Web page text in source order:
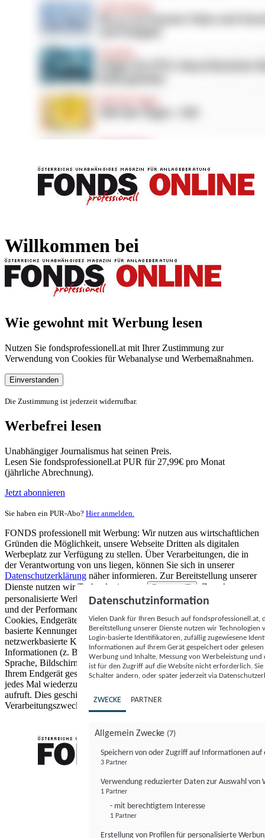
Willkommen bei
Wie gewohnt mit Werbung lesen
Nutzen Sie fondsprofessionell.at mit Ihrer Zustimmung zur
Verwendung von Cookies für Webanalyse und Werbemaßnahmen.
Einverstanden
Die Zustimmung ist jederzeit widerrufbar.
Werbefrei lesen
Unabhängiger Journalismus hat seinen Preis.
Lesen Sie fondsprofessionell.at PUR für 27,99€ pro Monat
(jährliche Abrechnung).
Jetzt abonnieren
Sie haben ein PUR-Abo? Hier anmelden.
FONDS professionell mit Werbung: Wir nutzen aus wirtschaftlichen
Gründen die Möglichkeit, unsere Webseite Dritten als digitalen
Werbeplatz zur Verfügung zu stellen. Über Verarbeitungen, die in
der Verantwortung von uns liegen, können Sie sich in unserer
Datenschutzerklärung näher informieren. Zur Bereitstellung unserer
Dienste nutzen wir Technologien von
Partnern (5)
. Zwecke:
personalisierte Werbung und Inhalte, Messung von Werbeleistung
und der Performance von Inhalten sowie Zielgruppenforschung.
Cookies, Endgeräte- oder ähnliche Online-Kennungen (z. B. login-
basierte Kennungen, zufällig generierte Kennungen,
netzwerkbasierte Kennungen) können zusammen mit anderen
Informationen (z. B. Browsertyp und Browserinformationen,
Sprache, Bildschirmgröße, unterstützte Technologien usw.) auf
Ihrem Endgerät gespeichert oder von dort ausgelesen werden, um es
jedes Mal wiederzuerkennen, wenn es eine App oder einer Webseite
aufruft. Dies geschieht für einen oder mehrere der hier aufgeführten
Verarbeitungszwecke.
Datenschutzinformation
Vielen Dank für Ihren Besuch auf
Bereitstellung unserer Dienste nutzen wir Technologien
Login-basierte Identifikatoren, zufällig zugewiesene
Informationen auf Ihrem Gerät gespeichert oder
Werbung und Inhalte, Messung von Werbeleistung
ist für den Zugriff auf die Website nicht erforderlich.
Schalter ändern, oder später jederzeit via
ZWECKE PARTNER
Allgemein Zwecke (7)
Speichern von oder Zugriff auf Informationen auf
3 Partner
Verwendung reduzierter Daten zur Auswahl von
1 Partner
- mit berechtigtem Interesse
1 Partner
Erstellung von Profilen für personalisierte
FONDS professionell